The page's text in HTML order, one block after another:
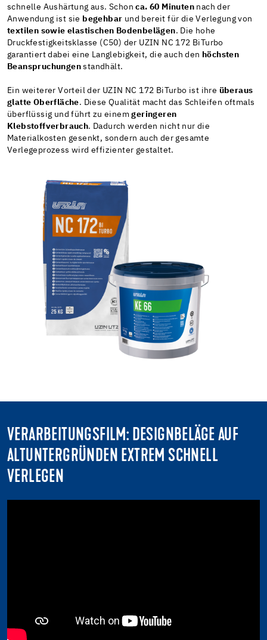
schnelle Aushärtung aus. Schonca. 60 Minuten nach der
Anwendung ist sie begehbar und bereit für die Verlegung von
textilen sowie elastischen Bodenbelägen. Die hohe
Druckfestigkeitsklasse (C50) der UZIN NC 172 BiTurbo
garantiert dabei eine Langlebigkeit, die auch den höchsten
Beanspruchungen standhält.
Ein weiterer Vorteil der UZIN NC 172 BiTurbo ist ihre überaus
glatte Oberfläche. Diese Qualität macht das Schleifen oftmals
überflüssig und führt zu einemgeringeren
Klebstoffverbrauch. Dadurch werden nicht nur die
Materialkosten gesenkt, sondern auch der gesamte
Verlegeprozess wird effizienter gestaltet.
VERARBEITUNGSFILM: DESIGNBELÄGE AUF
ALTUNTERGRÜNDEN EXTREM SCHNELL
VERLEGEN